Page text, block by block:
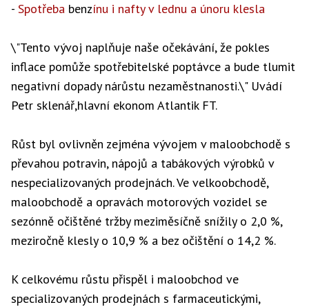
- Spotřeba benzínu i nafty v lednu a únoru klesla
\"Tento vývoj naplňuje naše očekávání, že pokles
inflace pomůže spotřebitelské poptávce a bude tlumit
negativní dopady nárůstu nezaměstnanosti.\"Uvádí
Petr sklenář,hlavní ekonom Atlantik FT.
Růst byl ovlivněn zejména vývojem v maloobchodě s
převahou potravin, nápojů a tabákových výrobků v
nespecializovaných prodejnách. Ve velkoobchodě,
maloobchodě a opravách motorových vozidel se
sezónně očištěné tržby meziměsíčně snížily o 2,0 %,
meziročně klesly o 10,9 % a bez očištění o 14,2 %.
K celkovému růstu přispěl i maloobchod ve
specializovaných prodejnách s farmaceutickými,